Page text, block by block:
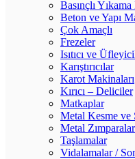
Basınçlı
Beton ve Yapı
Çok Amaçlı
Frezeler
Isıtıcı ve
Karıştırıcılar
Karot Makinaları
Kırıcı – Deliciler
Matkaplar
Metal Kesme ve
Metal
Taşlamalar
Vidalamalar /